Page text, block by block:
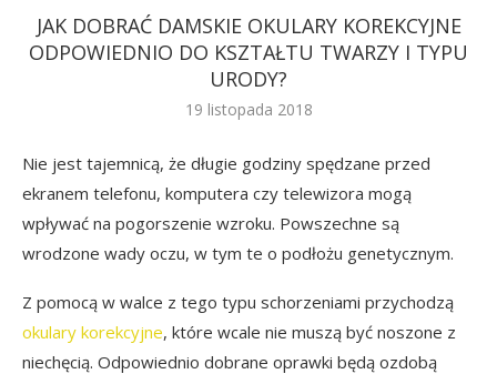
JAK DOBRAĆ DAMSKIE OKULARY KOREKCYJNE
ODPOWIEDNIO DO KSZTAŁTU TWARZY I TYPU
URODY?
19 listopada 2018
Nie jest tajemnicą, że długie godziny spędzane przed
ekranem telefonu, komputera czy telewizora mogą
wpływać na pogorszenie wzroku. Powszechne są
wrodzone wady oczu, w tym te o podłożu genetycznym.
Z pomocą w walce z tego typu schorzeniami przychodzą
okulary korekcyjne, które wcale nie muszą być noszone z
niechęcią. Odpowiednio dobrane oprawki będą ozdobą